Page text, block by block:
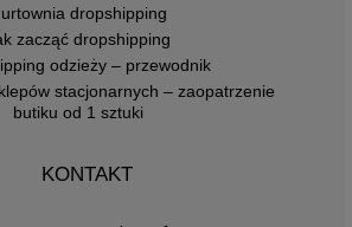
dropshipping
zacząć dropshipping
odzieży – przewodnik
stacjonarnych – zaopatrzenie
butiku od 1 sztuki
KONTAKT